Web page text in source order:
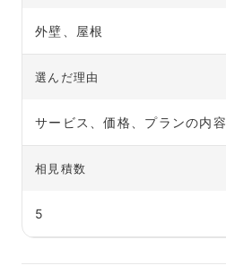
外壁、屋根
選んだ理由
サービス、価格、プランの内容
相見積数
5